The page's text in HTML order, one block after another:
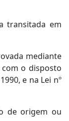
transitada em
mediante
o disposto
e na Lei nº
de origem ou